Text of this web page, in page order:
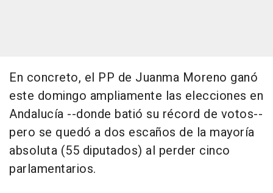
En concreto, el PP de Juanma Moreno ganó
este domingo ampliamente las elecciones en
Andalucía --donde batió su récord de votos--
pero se quedó a dos escaños de la mayoría
absoluta (55 diputados) al perder cinco
parlamentarios.